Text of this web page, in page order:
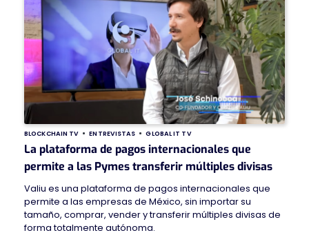
BLOCKCHAIN TV ENTREVISTAS GLOBAL IT TV
La plataforma de pagos internacionales que
permite a las Pymes transferir múltiples divisas
Valiu es una plataforma de pagos internacionales que
permite a las empresas de México, sin importar su
tamaño, comprar, vender y transferir múltiples divisas de
forma totalmente autónoma.